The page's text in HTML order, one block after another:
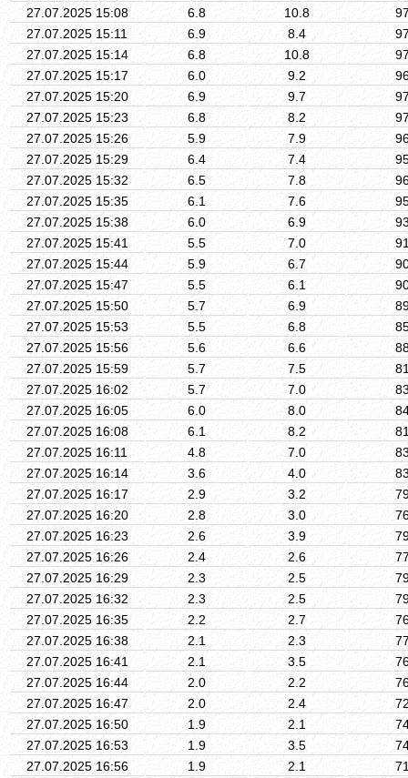
27.07.2025 15:08
6.8 10.8
27.07.2025 15:11
6.9 8.4
27.07.2025 15:14
6.8 10.8
27.07.2025 15:17
6.0 9.2
27.07.2025 15:20
6.9 9.7
27.07.2025 15:23
6.8 8.2
27.07.2025 15:26
5.9 7.9
27.07.2025 15:29
6.4 7.4
27.07.2025 15:32
6.5 7.8
27.07.2025 15:35
6.1 7.6
27.07.2025 15:38
6.0 6.9
27.07.2025 15:41
5.5 7.0
27.07.2025 15:44
5.9 6.7
27.07.2025 15:47
5.5 6.1
27.07.2025 15:50
5.7 6.9
27.07.2025 15:53
5.5 6.8
27.07.2025 15:56
5.6 6.6
27.07.2025 15:59
5.7 7.5
27.07.2025 16:02
5.7 7.0
27.07.2025 16:05
6.0 8.0
27.07.2025 16:08
6.1 8.2
27.07.2025 16:11
4.8 7.0
27.07.2025 16:14
3.6 4.0
27.07.2025 16:17
2.9 3.2
27.07.2025 16:20
2.8 3.0
27.07.2025 16:23
2.6 3.9
27.07.2025 16:26
2.4 2.6
27.07.2025 16:29
2.3 2.5
27.07.2025 16:32
2.3 2.5
27.07.2025 16:35
2.2 2.7
27.07.2025 16:38
2.1 2.3
27.07.2025 16:41
2.1 3.5
27.07.2025 16:44
2.0 2.2
27.07.2025 16:47
2.0 2.4
27.07.2025 16:50
1.9 2.1
27.07.2025 16:53
1.9 3.5
27.07.2025 16:56
1.9 2.1